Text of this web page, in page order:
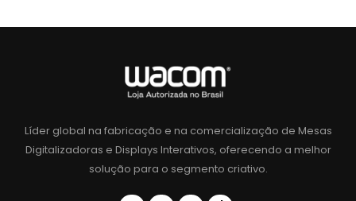
Líder global na fabricação e na comercialização de Mesas
Digitalizadoras e Displays Interativos, oferecendo a melhor
solução para o segmento criativo.